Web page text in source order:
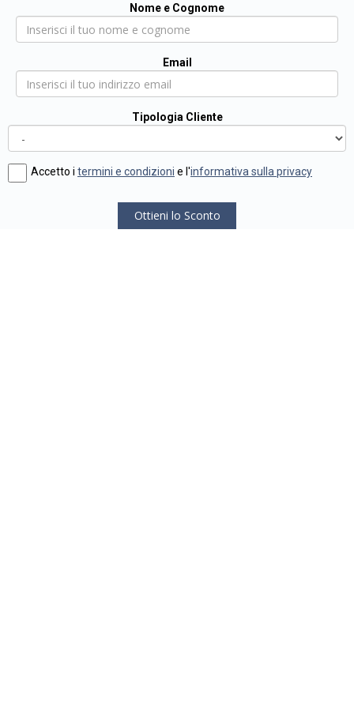
Nome e Cognome
Email
Tipologia Cliente
Accetto i termini e condizioni e l'informativa sulla privacy
Ottieni lo Sconto